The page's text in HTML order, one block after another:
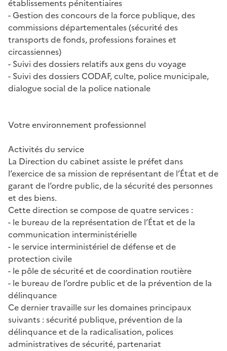
établissements pénitentiaires
- Gestion des concours de la force publique, des
commissions départementales (sécurité des
transports de fonds, professions foraines et
circassiennes)
- Suivi des dossiers relatifs aux gens du voyage
- Suivi des dossiers CODAF, culte, police municipale,
dialogue social de la police nationale
Votre environnement professionnel
Activités du service
La Direction du cabinet assiste le préfet dans
l’exercice de sa mission de représentant de l’État et de
garant de l’ordre public, de la sécurité des personnes
et des biens.
Cette direction se compose de quatre services :
- le bureau de la représentation de l’État et de la
communication interministérielle
- le service interministériel de défense et de
protection civile
- le pôle de sécurité et de coordination routière
- le bureau de l’ordre public et de la prévention de la
délinquance
Ce dernier travaille sur les domaines principaux
suivants : sécurité publique, prévention de la
délinquance et de la radicalisation, polices
administratives de sécurité, partenariat